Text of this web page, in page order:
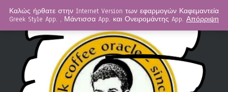
Καλώς ήρθατε στην Internet Version των εφαρμογών Καφεμαντεία
Greek Style App. , Μάντισσα App. και Ονειρομάντης App. Απόρριψη